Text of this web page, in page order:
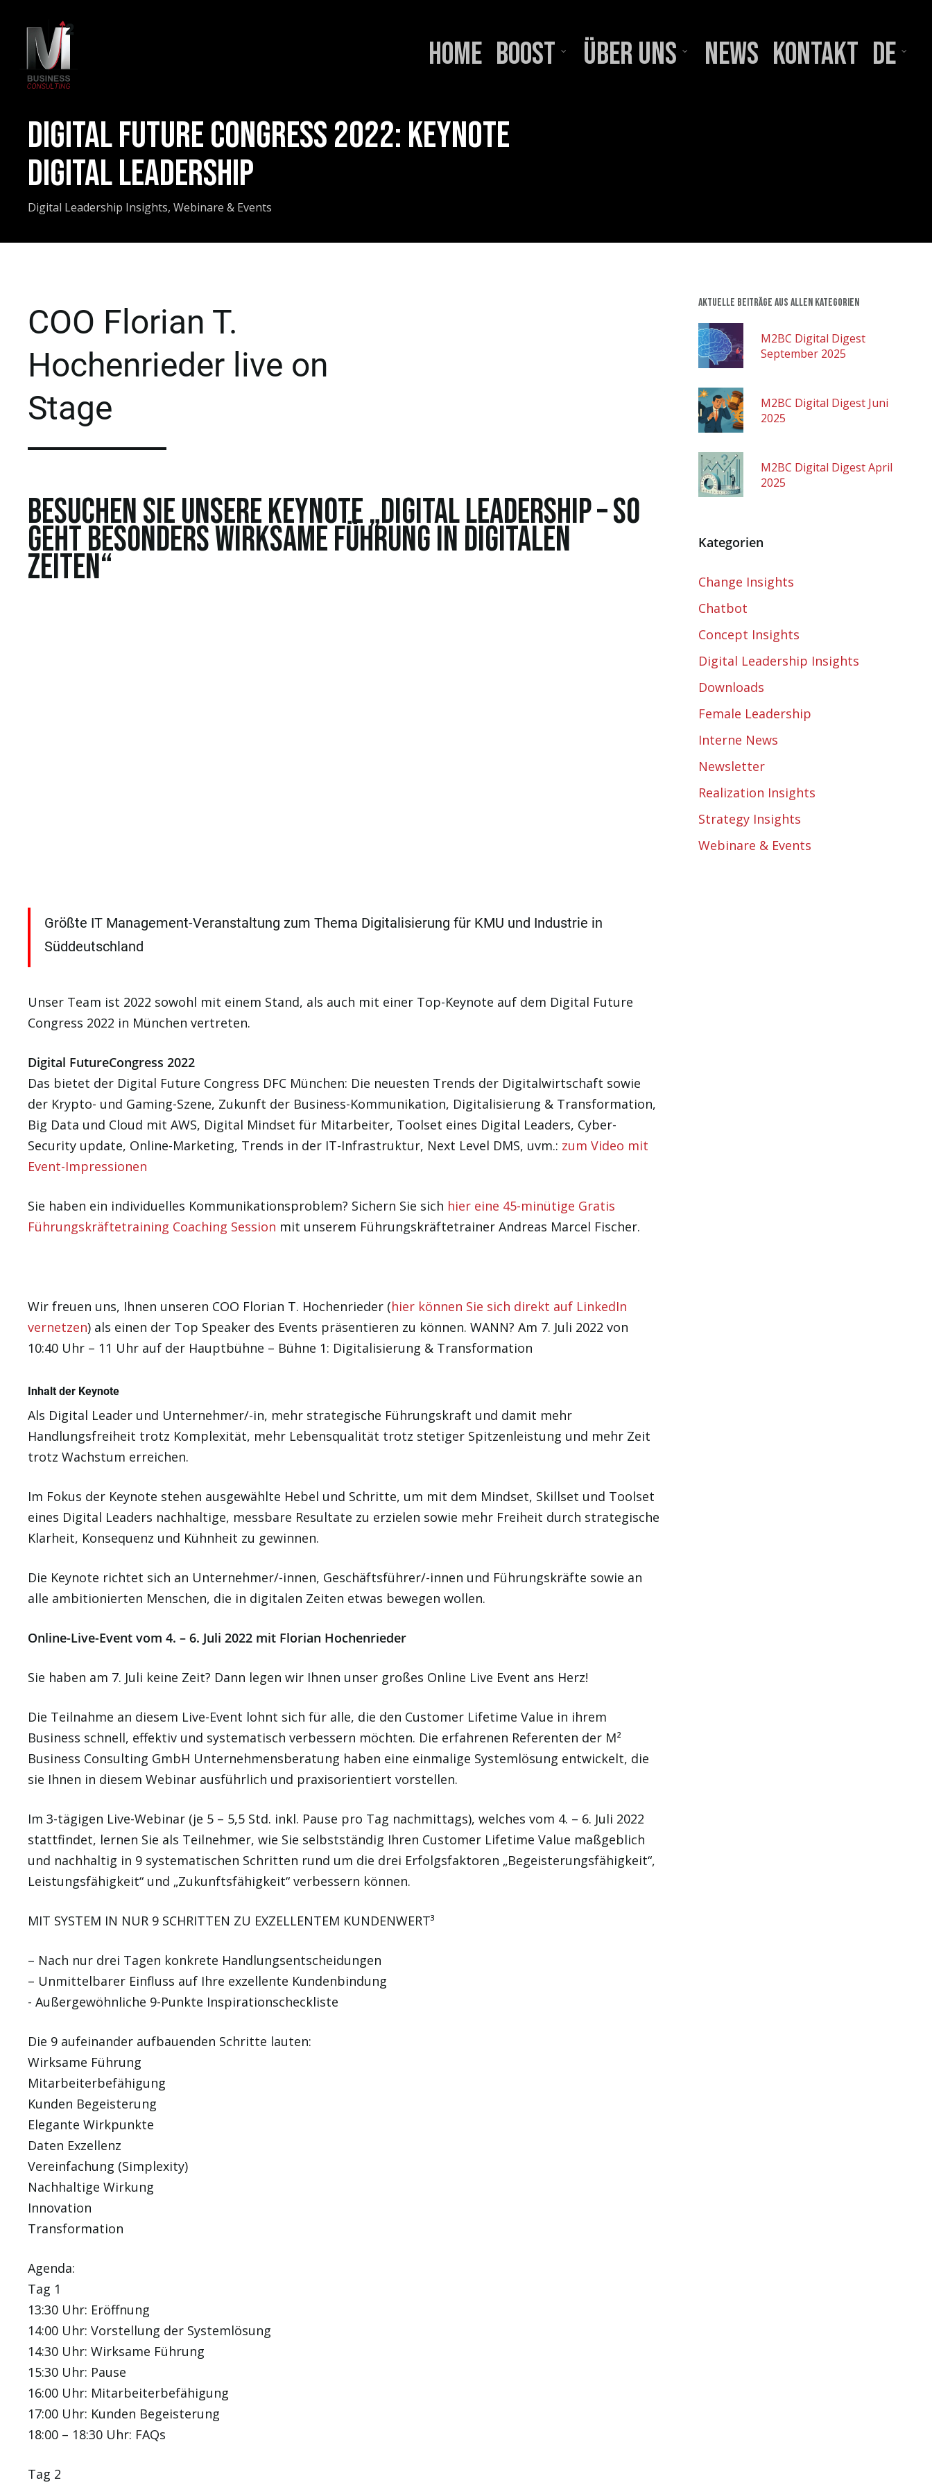
content
Home BOOST Über uns News Kontakt DE
Digital Future Congress 2022: Keynote
DIGITAL LEADERSHIP
Digital Leadership Insights, Webinare & Events
COO Florian T.
Hochenrieder live on
Stage
Besuchen Sie unsere Keynote „DIGITAL LEADERSHIP – So
geht besonders wirksame Führung in digitalen
Zeiten“
Größte IT Management-Veranstaltung zum Thema Digitalisierung für KMU und Industrie in
Süddeutschland
Unser Team ist 2022 sowohl mit einem Stand, als auch mit einer Top-Keynote auf dem Digital Future
Congress 2022 in München vertreten.
Digital FutureCongress 2022
Das bietet der Digital Future Congress DFC München: Die neuesten Trends der Digitalwirtschaft sowie
der Krypto- und Gaming-Szene, Zukunft der Business-Kommunikation, Digitalisierung & Transformation,
Big Data und Cloud mit AWS, Digital Mindset für Mitarbeiter, Toolset eines Digital Leaders, Cyber-
Security update, Online-Marketing, Trends in der IT-Infrastruktur, Next Level DMS, uvm.: zum Video mit
Event-Impressionen
Sie haben ein individuelles Kommunikationsproblem? Sichern Sie sich hier eine 45-minütige Gratis
Führungskräftetraining Coaching Session mit unserem Führungskräftetrainer Andreas Marcel Fischer.
Wir freuen uns, Ihnen unseren COO Florian T. Hochenrieder (hier können Sie sich direkt auf LinkedIn
vernetzen) als einen der Top Speaker des Events präsentieren zu können. WANN? Am 7. Juli 2022 von
10:40 Uhr – 11 Uhr auf der Hauptbühne – Bühne 1: Digitalisierung & Transformation
Inhalt der Keynote
Als Digital Leader und Unternehmer/-in, mehr strategische Führungskraft und damit mehr
Handlungsfreiheit trotz Komplexität, mehr Lebensqualität trotz stetiger Spitzenleistung und mehr Zeit
trotz Wachstum erreichen.
Im Fokus der Keynote stehen ausgewählte Hebel und Schritte, um mit dem Mindset, Skillset und Toolset
eines Digital Leaders nachhaltige, messbare Resultate zu erzielen sowie mehr Freiheit durch strategische
Klarheit, Konsequenz und Kühnheit zu gewinnen.
Die Keynote richtet sich an Unternehmer/-innen, Geschäftsführer/-innen und Führungskräfte sowie an
alle ambitionierten Menschen, die in digitalen Zeiten etwas bewegen wollen.
Online-Live-Event vom 4. – 6. Juli 2022 mit Florian Hochenrieder
Sie haben am 7. Juli keine Zeit? Dann legen wir Ihnen unser großes Online Live Event ans Herz!
Die Teilnahme an diesem Live-Event lohnt sich für alle, die den Customer Lifetime Value in ihrem
Business schnell, effektiv und systematisch verbessern möchten. Die erfahrenen Referenten der M²
Business Consulting GmbH Unternehmensberatung haben eine einmalige Systemlösung entwickelt, die
sie Ihnen in diesem Webinar ausführlich und praxisorientiert vorstellen.
Im 3-tägigen Live-Webinar (je 5 – 5,5 Std. inkl. Pause pro Tag nachmittags), welches vom 4. – 6. Juli 2022
stattfindet, lernen Sie als Teilnehmer, wie Sie selbstständig Ihren Customer Lifetime Value maßgeblich
und nachhaltig in 9 systematischen Schritten rund um die drei Erfolgsfaktoren „Begeisterungsfähigkeit“,
Leistungsfähigkeit“ und „Zukunftsfähigkeit“ verbessern können.
MIT SYSTEM IN NUR 9 SCHRITTEN ZU EXZELLENTEM KUNDENWERT³
– Nach nur drei Tagen konkrete Handlungsentscheidungen
– Unmittelbarer Einfluss auf Ihre exzellente Kundenbindung
​- Außergewöhnliche 9-Punkte Inspirationscheckliste
Die 9 aufeinander aufbauenden Schritte lauten:
Wirksame Führung
Mitarbeiterbefähigung
Kunden Begeisterung
Elegante Wirkpunkte
Daten Exzellenz
Vereinfachung (Simplexity)
Nachhaltige Wirkung
Innovation
Transformation
Agenda:
Tag 1
13:30 Uhr: Eröffnung
14:00 Uhr: Vorstellung der Systemlösung
14:30 Uhr: Wirksame Führung
15:30 Uhr: Pause
16:00 Uhr: Mitarbeiterbefähigung
17:00 Uhr: Kunden Begeisterung
18:00 – 18:30 Uhr: FAQs
Tag 2
Aktuelle Beiträge aus allen Kategorien
M2BC Digital Digest
September 2025
M2BC Digital Digest Juni
2025
M2BC Digital Digest April
2025
Kategorien
Change Insights
Chatbot
Concept Insights
Digital Leadership Insights
Downloads
Female Leadership
Interne News
Newsletter
Realization Insights
Strategy Insights
Webinare & Events